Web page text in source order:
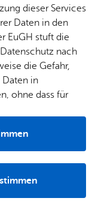
–
dieser Services
Daten in den
EuGH stuft die
nach
die Gefahr,
Daten in
ohne dass für